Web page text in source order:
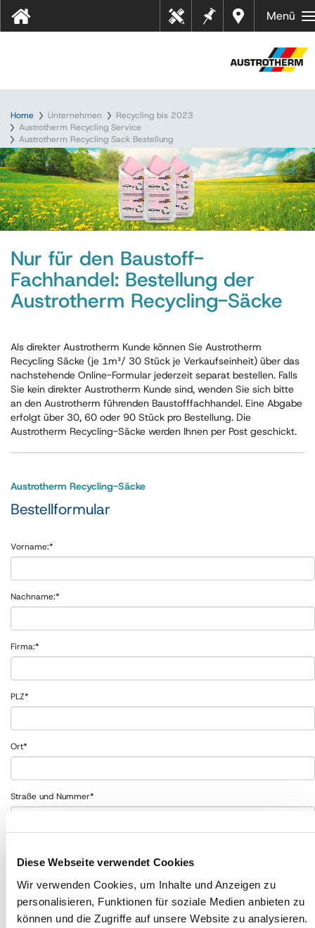
Diese Webseite verwendet Cookies
Wir verwenden Cookies, um Inhalte und Anzeigen zu
personalisieren, Funktionen für soziale Medien anbieten zu
können und die Zugriffe auf unsere Website zu analysieren.
Händl
er in
Merkz
ettel
Tool
s
Menü
Home Unternehmen
Recycling bis 2023
Austrotherm Recycling Service
Austrotherm Recycling Sack Bestellung
Nur für den Baustoff-
Fachhandel: Bestellung der
Austrotherm Recycling-Säcke
Als direkter Austrotherm Kunde können Sie Austrotherm
Recycling Säcke (je 1m³/ 30 Stück je Verkaufseinheit) über das
nachstehende Online-Formular jederzeit separat bestellen. Falls
Sie kein direkter Austrotherm Kunde sind, wenden Sie sich bitte
an den Austrotherm führenden Baustofffachhandel. Eine Abgabe
erfolgt über 30, 60 oder 90 Stück pro Bestellung. Die
Austrotherm Recycling-Säcke werden Ihnen per Post geschickt.
Austrotherm Recycling-Säcke
Bestellformular
Vorname:*
Nachname:*
Firma:*
PLZ*
Ort*
Straße und Nummer*
Telefon/Mobil *